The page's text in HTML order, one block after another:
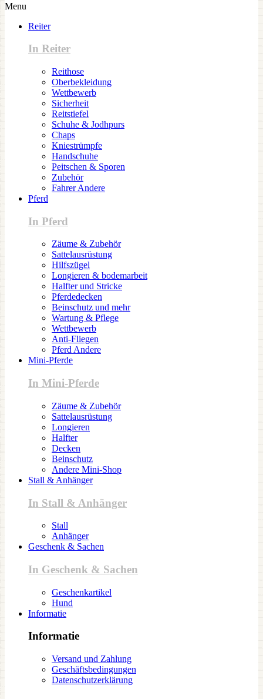
Menu
Reiter
In Reiter
Reithose
Oberbekleidung
Wettbewerb
Sicherheit
Reitstiefel
Schuhe & Jodhpurs
Chaps
Kniestrümpfe
Handschuhe
Peitschen & Sporen
Zubehör
Fahrer Andere
Pferd
In Pferd
Zäume & Zubehör
Sattelausrüstung
Hilfszügel
Longieren & bodemarbeit
Halfter und Stricke
Pferdedecken
Beinschutz und mehr
Wartung & Pflege
Wettbewerb
Anti-Fliegen
Pferd Andere
Mini-Pferde
In Mini-Pferde
Zäume & Zubehör
Sattelausrüstung
Longieren
Halfter
Decken
Beinschutz
Andere Mini-Shop
Stall & Anhänger
In Stall & Anhänger
Stall
Anhänger
Geschenk & Sachen
In Geschenk & Sachen
Geschenkartikel
Hund
Informatie
Informatie
Versand und Zahlung
Geschäftsbedingungen
Datenschutzerklärung